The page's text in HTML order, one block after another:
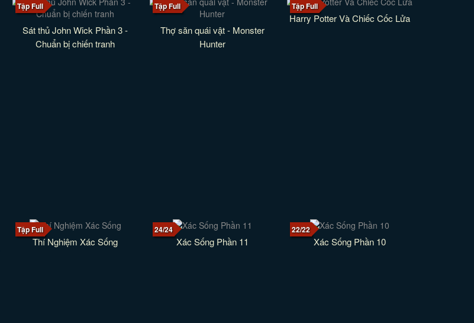
Tập Full
Sát thủ John Wick Phần 3 -
Chuẩn bị chiến tranh
Tập Full
Thợ săn quái vật - Monster
Hunter
Tập Full
Harry Potter Và Chiếc Cốc Lửa
Tập Full
Thí Nghiệm Xác Sống
24/24
Xác Sống Phần 11
22/22
Xác Sống Phần 10